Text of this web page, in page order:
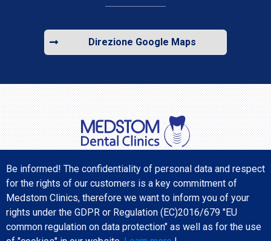
Direzione Google Maps
TROVACI SUI SOCIAL MEDIA
Be informed! The confidentiality of personal data and respect
for the rights of our customers is a key commitment of
Medstom Clinics, therefore we want to inform you of your
rights under the GDPR or Regulation (ЕС)2016/679 "EU
common regulation on data protection" as well as for the use